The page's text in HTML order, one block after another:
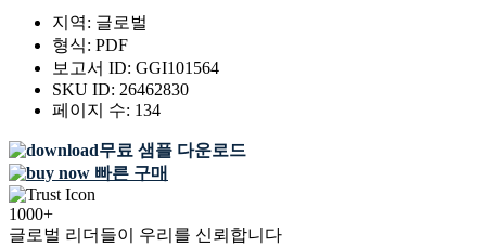
지역: 글로벌
형식: PDF
보고서 ID: GGI101564
SKU ID: 26462830
페이지 수: 134
무료 샘플 다운로드
빠른 구매
1000+
글로벌 리더들이 우리를 신뢰합니다